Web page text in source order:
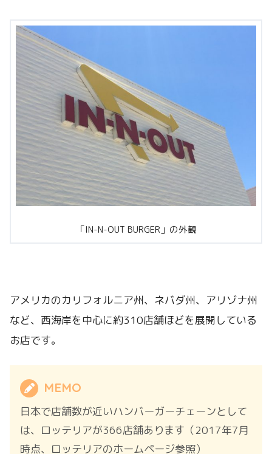
「IN-N-OUT BURGER」の外観
アメリカのカリフォルニア州、ネバダ州、アリゾナ州
など、西海岸を中心に約310店舗ほどを展開している
お店です。
MEMO
日本で店舗数が近いハンバーガーチェーンとして
は、ロッテリアが366店舗あります（2017年7月
時点、ロッテリアのホームページ参照）